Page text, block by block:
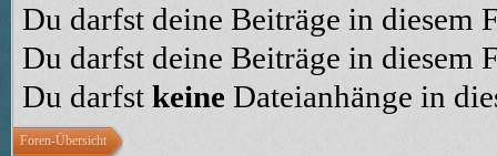
Du darfst deine Beiträge in diesem
Du darfst deine Beiträge in diesem
Du darfst keine Dateianhänge in
Foren-Übersicht